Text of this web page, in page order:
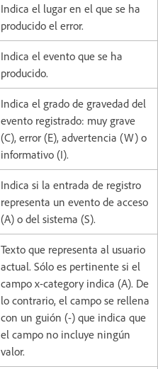
Indica el lugar en el que se ha
producido el error.
Indica el evento que se ha
producido.
Indica el grado de gravedad del
evento registrado: muy grave
(C), error (E), advertencia (W) o
informativo (I).
Indica si la entrada de registro
representa un evento de acceso
(A) o del sistema (S).
Texto que representa al usuario
actual. Sólo es pertinente si el
campo x-category indica (A). De
lo contrario, el campo se rellena
con un guión (-) que indica que
el campo no incluye ningún
valor.